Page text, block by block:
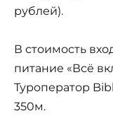
рублей).
В стоимость
питание «Всё
Туроператор
350м.